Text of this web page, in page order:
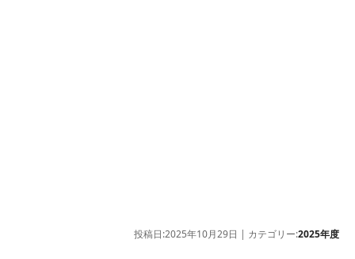
投稿日:2025年10月29日 | カテゴリー:2025年度